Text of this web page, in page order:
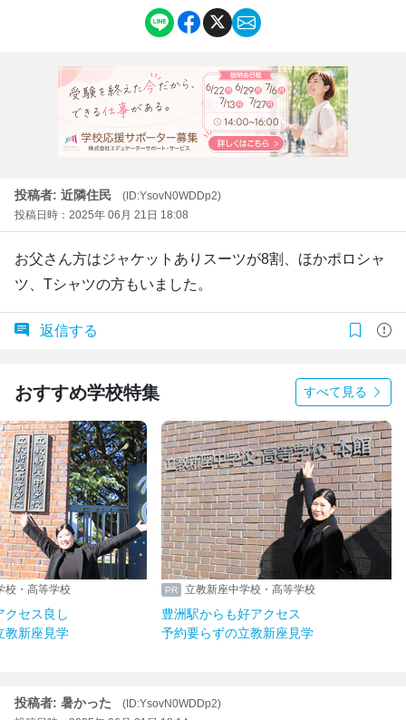
投稿者: 近隣住民
(ID:YsovN0WDDp2)
投稿日時：2025年 06月 21日 18:08
お父さん方はジャケットありスーツが8割、ほかポロシャ
ツ、Tシャツの方もいました。
返信する
おすすめ学校特集 すべて見る
校・高等学校
クセス良し
教新座見学
立教新座中学校・高等学校
豊洲駅からも好アクセス
予約要らずの立教新座見学
投稿者: 暑かった
(ID:YsovN0WDDp2)